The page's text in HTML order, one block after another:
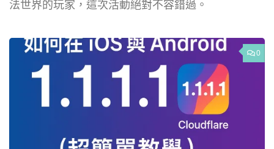
法世界的玩家，這次活動絕對不容錯過。
0